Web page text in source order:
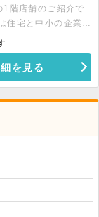
階店舗のご紹介で
住宅と中小の企業が
業態にオススメで
を見る